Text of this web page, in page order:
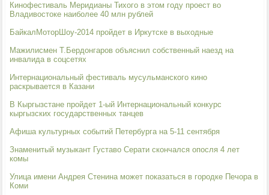
Кинофестиваль Меридианы Тихого в этом году проест во
Владивостоке наиболее 40 млн рублей
БайкалМоторШоу-2014 пройдет в Иркутске в выходные
Мажилисмен Т.Бердонгаров объяснил собственный наезд на
инвалида в соцсетях
Интернациональный фестиваль мусульманского кино
раскрывается в Казани
В Кыргызстане пройдет 1-ый Интернациональный конкурс
кыргызских государственных танцев
Афиша культурных событий Петербурга на 5-11 сентября
Знаменитый музыкант Густаво Серати скончался опосля 4 лет
комы
Улица имени Андрея Стенина может показаться в городке Печора в
Коми